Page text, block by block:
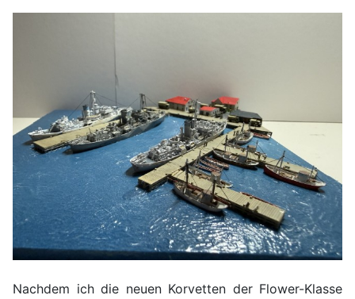
Nachdem ich die neuen Korvetten der Flower-Klasse